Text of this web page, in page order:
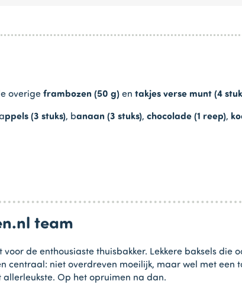
overige frambozen (50 g) en takjes verse munt (4
ppels (3 stuks), banaan (3 stuks), chocolade (1 reep),
team
de enthousiaste thuisbakker. Lekkere baksels die
centraal: niet overdreven moeilijk, maar wel met een
allerleukste. Op het opruimen na dan.